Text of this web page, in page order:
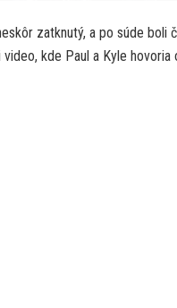
zatknutý, a po súde boli
kde Paul a Kyle